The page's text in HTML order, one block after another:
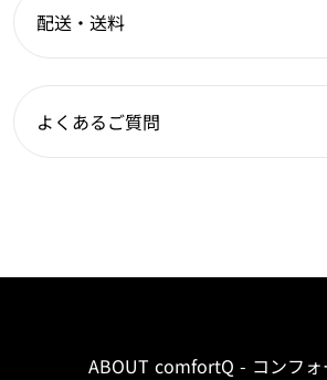
配送・送料
よくあるご質問
ABOUT comfortQ - コンフォ